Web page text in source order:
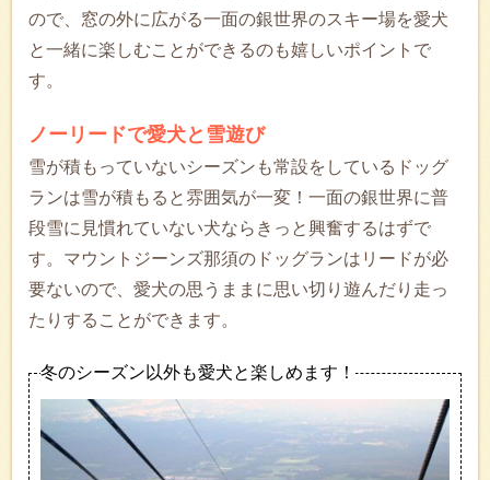
ので、窓の外に広がる一面の銀世界のスキー場を愛犬
と一緒に楽しむことができるのも嬉しいポイントで
す。
ノーリードで愛犬と雪遊び
雪が積もっていないシーズンも常設をしているドッグ
ランは雪が積もると雰囲気が一変！一面の銀世界に普
段雪に見慣れていない犬ならきっと興奮するはずで
す。マウントジーンズ那須のドッグランはリードが必
要ないので、愛犬の思うままに思い切り遊んだり走っ
たりすることができます。
冬のシーズン以外も愛犬と楽しめます！